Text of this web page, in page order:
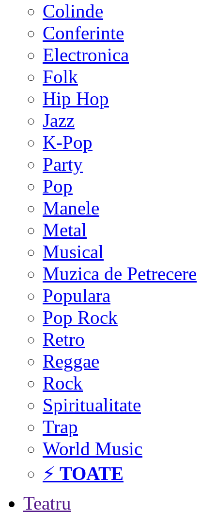
Colinde
Conferinte
Electronica
Folk
Hip Hop
Jazz
K-Pop
Party
Pop
Manele
Metal
Musical
Muzica de Petrecere
Populara
Pop Rock
Retro
Reggae
Rock
Spiritualitate
Trap
World Music
⚡ TOATE
Teatru